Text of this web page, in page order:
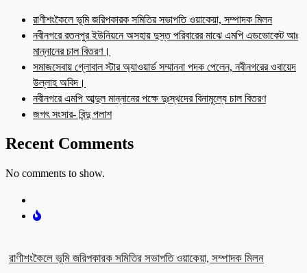
রাণীশংকৈলে ভূমি জরিপকারক সমিতির সভাপতি ওয়াকেয়া, সম্পাদক মিলন
নবীনগরে রতনপুর ইউনিয়নে অসহায় দুস্ত পরিবারের মাঝে এমপি এডভোকেট আঃ
মান্নানের চাল বিতরণ।
সমাজসেবায় গ্লোবাল স্টার অ্যাওয়ার্ড সম্মাননা পদক পেলেন, নবীনগরের ওবায়েদ
উল্লাহ অবিদ।
নবীনগরে এমপি আব্দুল মান্নানের পক্ষে দুঃস্থদের বিনামূল্যে চাল বিতরণ
জগৎ সংসার- বিন্দু পলাশ
Recent Comments
No comments to show.
রাণীশংকৈলে ভূমি জরিপকারক সমিতির সভাপতি ওয়াকেয়া, সম্পাদক মিলন